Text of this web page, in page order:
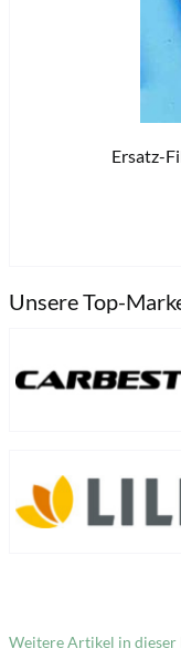
Ersatz-
Unsere Top-
Weitere Artikel in dieser